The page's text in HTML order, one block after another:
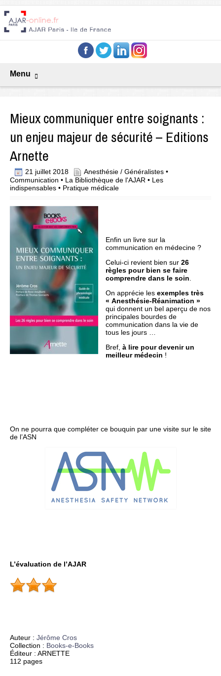
Menu
Mieux communiquer entre soignants :
un enjeu majeur de sécurité – Editions
Arnette
21 juillet 2018 Anesthésie / Généralistes •
Communication • La Bibliothèque de l'AJAR • Les
indispensables • Pratique médicale
Enfin un livre sur la
communication en médecine ?
Celui-ci revient bien sur 26
règles pour bien se faire
comprendre dans le soin.
On apprécie les exemples très
« Anesthésie-Réanimation »
qui donnent un bel aperçu de nos
principales bourdes de
communication dans la vie de
tous les jours …
Bref, à lire pour devenir un
meilleur médecin !
On ne pourra que compléter ce bouquin par une visite sur le site
de l’ASN
L’évaluation de l’AJAR
Auteur : Jérôme Cros
Collection : Books-e-Books
Éditeur : ARNETTE
112 pages